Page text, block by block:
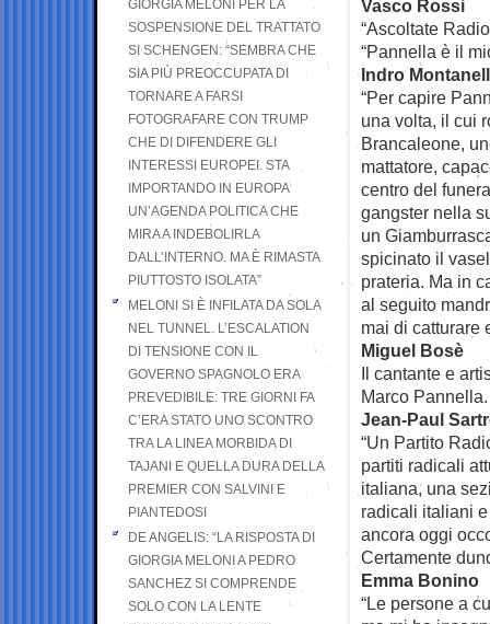
Vasco Rossi
“Ascoltate
“Pannella è il
Indro
“Per capire
una volta, il cui
Brancaleone,
mattatore,
centro del
gangster nella
un
spicinato il
prateria. Ma in
al seguito
mai di catturare
Miguel Bosè
Il cantante e
Marco Pannella.
Jean-Paul
“Un Partito
partiti radicali
italiana, una
radicali italiani
ancora oggi
Certamente
Emma Bonino
“Le persone a
GIORGIA MELONI PER LA
SOSPENSIONE DEL TRATTATO
SI SCHENGEN: “SEMBRA CHE
SIA PIÙ PREOCCUPATA DI
TORNARE A FARSI
FOTOGRAFARE CON TRUMP
CHE DI DIFENDERE GLI
INTERESSI EUROPEI. STA
IMPORTANDO IN EUROPA
UN’AGENDA POLITICA CHE
MIRA A INDEBOLIRLA
DALL’INTERNO. MA È RIMASTA
PIUTTOSTO ISOLATA”
MELONI SI È INFILATA DA SOLA
NEL TUNNEL. L’ESCALATION
DI TENSIONE CON IL
GOVERNO SPAGNOLO ERA
PREVEDIBILE: TRE GIORNI FA
C’ERA STATO UNO SCONTRO
TRA LA LINEA MORBIDA DI
TAJANI E QUELLA DURA DELLA
PREMIER CON SALVINI E
PIANTEDOSI
DE ANGELIS: “LA RISPOSTA DI
GIORGIA MELONI A PEDRO
SANCHEZ SI COMPRENDE
SOLO CON LA LENTE